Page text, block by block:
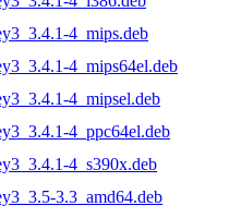
4_mips.deb
4_mips64el.deb
4_mipsel.deb
4_ppc64el.deb
4_s390x.deb
3.3_amd64.deb